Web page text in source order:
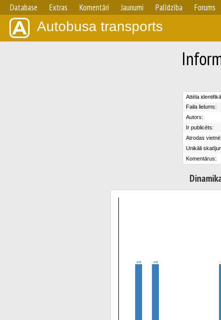
Database Extras Komentāri Jaunumi Palīdzība Forums
Autobusa transports
Attēla
Faila lielums:
Autors:
Ir publicēts:
Atrodas
Unikāli
Komentārus: